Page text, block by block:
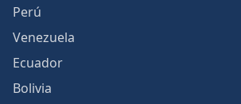
Perú
Venezuela
Ecuador
Bolivia